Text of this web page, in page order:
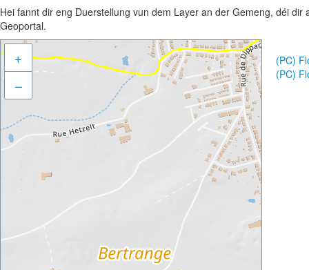
Hei fannt dir eng Duerstellung vun dem Layer an der Gemeng, déi
Geoportal.
+
–
(PC)
(PC)